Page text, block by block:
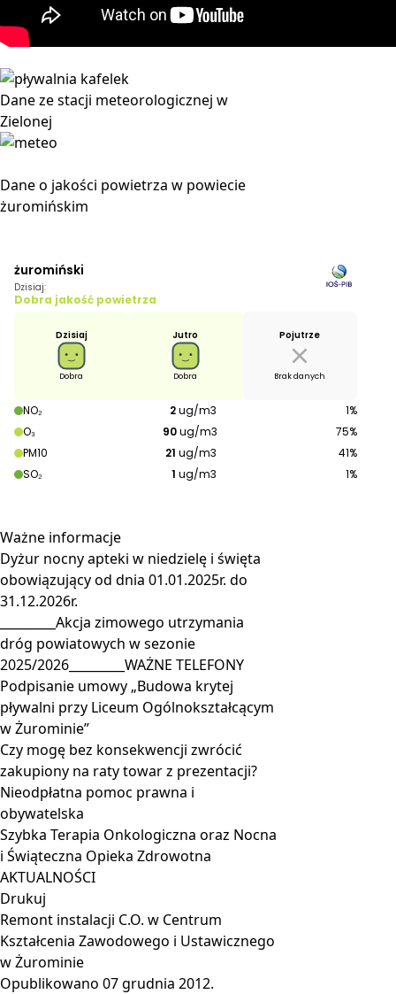
Dane ze stacji meteorologicznej w
Zielonej
Dane o jakości powietrza w powiecie
żuromińskim
Ważne informacje
Dyżur nocny apteki w niedzielę i święta
obowiązujący od dnia 01.01.2025r. do
31.12.2026r.
_________Akcja zimowego utrzymania
dróg powiatowych w sezonie
2025/2026_________WAŻNE TELEFONY
Podpisanie umowy „Budowa krytej
pływalni przy Liceum Ogólnokształcącym
w Żurominie”
Czy mogę bez konsekwencji zwrócić
zakupiony na raty towar z prezentacji?
Nieodpłatna pomoc prawna i
obywatelska
Szybka Terapia Onkologiczna oraz Nocna
i Świąteczna Opieka Zdrowotna
AKTUALNOŚCI
Drukuj
Remont instalacji C.O. w Centrum
Kształcenia Zawodowego i Ustawicznego
w Żurominie
Opublikowano 07 grudnia 2012.